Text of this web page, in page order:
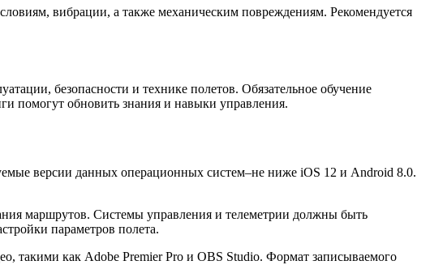
вибрации, а также механическим повреждениям. Рекомендуется
безопасности и технике полетов. Обязательное обучение
помогут обновить знания и навыки управления.
версии данных операционных систем–не ниже iOS 12 и Android 8.0.
маршрутов. Системы управления и телеметрии должны быть
параметров полета.
такими как Adobe Premier Pro и OBS Studio. Формат записываемого